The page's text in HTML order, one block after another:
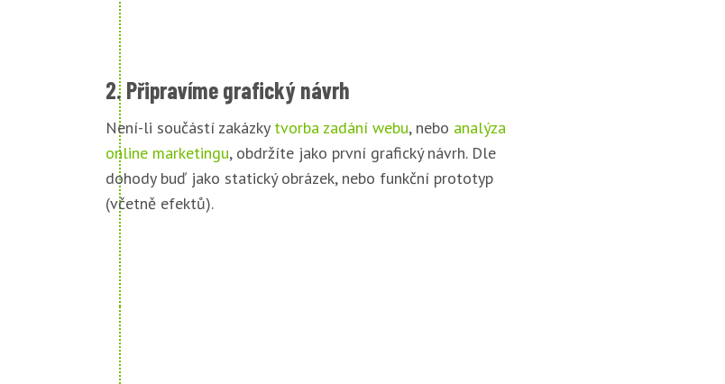
2. Připravíme grafický návrh
Není-li součástí zakázky tvorba zadání webu, nebo analýza
online marketingu, obdržíte jako první grafický návrh. Dle
dohody buď jako statický obrázek, nebo funkční prototyp
(včetně efektů).